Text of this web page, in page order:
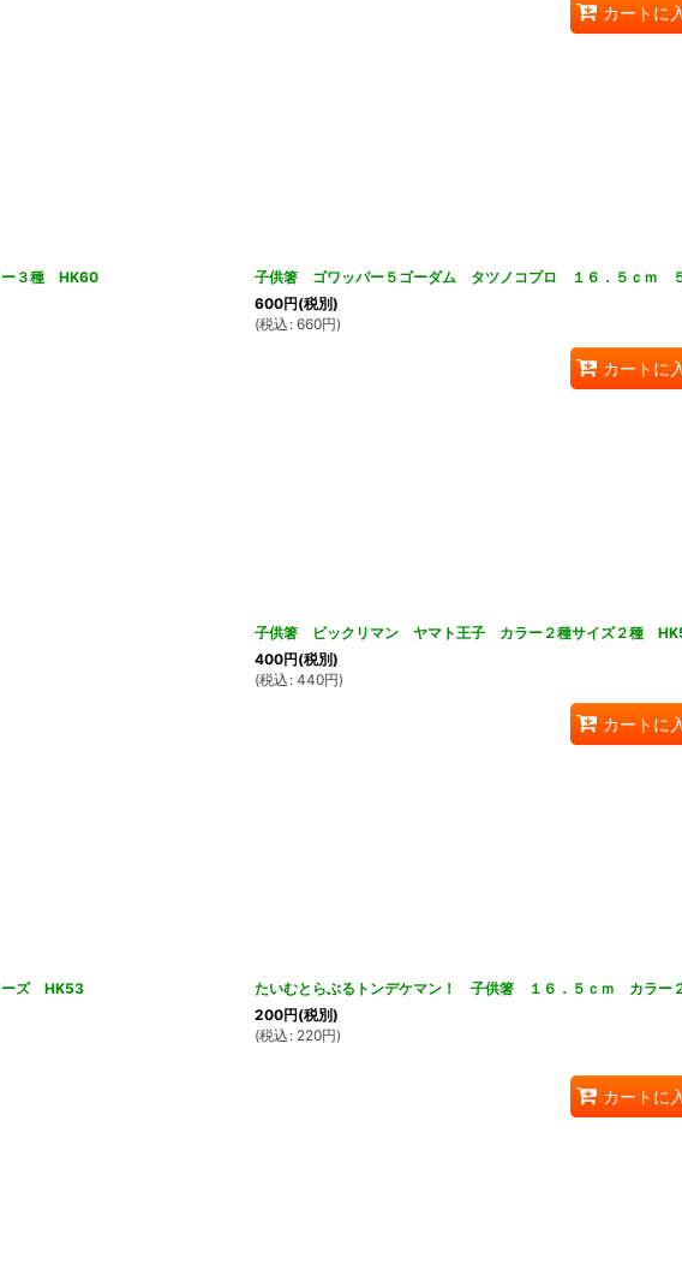
カートに
ー３種 HK60
子供箸 ゴワッパー５ゴーダム タツノコプロ １６．５ｃｍ
600円(税別)
(税込 : 660円)
カートに
子供箸 ビックリマン ヤマト王子 カラー２種サイズ２種
400円(税別)
(税込 : 440円)
カートに
ーズ HK53
たいむとらぶるトンデケマン！ 子供箸 １６．５ｃｍ カラ
200円(税別)
(税込 : 220円)
カートに